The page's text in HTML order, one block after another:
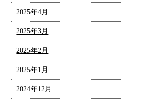
2025年4月
2025年3月
2025年2月
2025年1月
2024年12月